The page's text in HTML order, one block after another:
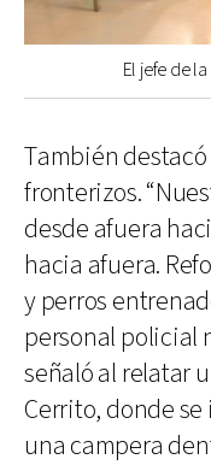
El jefe de
También
fronterizos.
desde afuera
hacia afuera.
y perros
personal policial
señaló al relatar
Cerrito, donde
una campera